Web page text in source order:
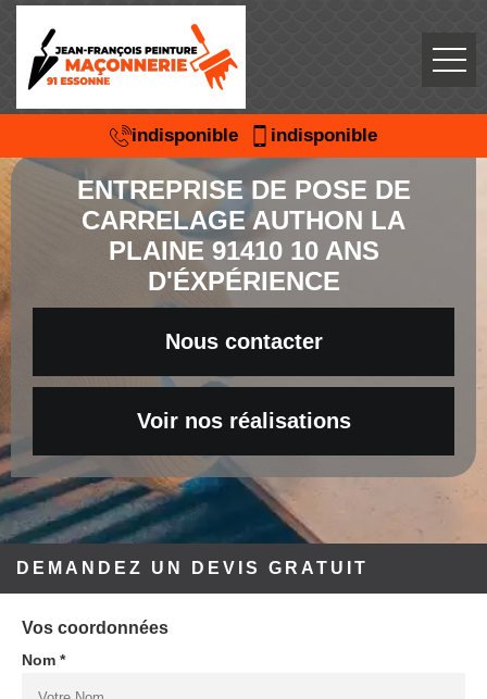
indisponible indisponible
ENTREPRISE DE POSE DE
CARRELAGE AUTHON LA
PLAINE 91410 10 ANS
D'ÉXPÉRIENCE
Nous contacter
Voir nos réalisations
DEMANDEZ UN DEVIS GRATUIT
Vos coordonnées
Nom *